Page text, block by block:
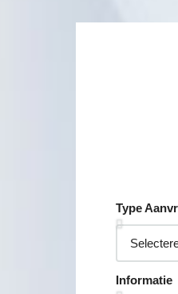
Type
Informatie